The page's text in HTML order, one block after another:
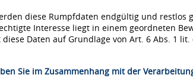
diese Rumpfdaten endgültig und restlos
Interesse liegt in einem geordneten
Daten auf Grundlage von Art. 6 Abs. 1 lit.
Sie im Zusammenhang mit der